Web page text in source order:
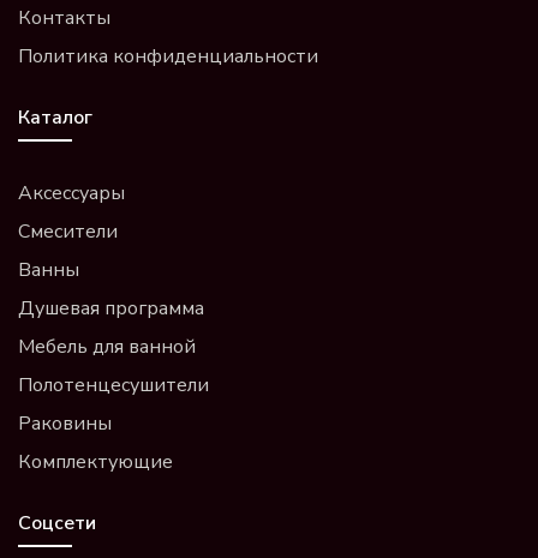
Контакты
Политика конфиденциальности
Каталог
Аксессуары
Смесители
Ванны
Душевая программа
Мебель для ванной
Полотенцесушители
Раковины
Комплектующие
Соцсети